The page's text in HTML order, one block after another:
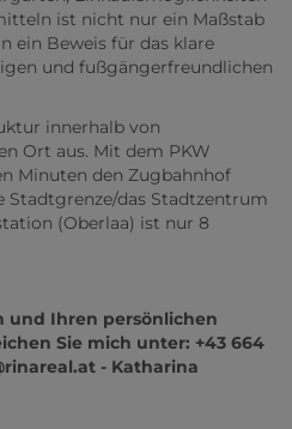
ist nicht nur ein Maßstab
ein Beweis für das klare
und fußgängerfreundlichen
innerhalb von
Ort aus. Mit dem PKW
Minuten den Zugbahnhof
Stadtgrenze/das Stadtzentrum
(Oberlaa) ist nur 8
und Ihren persönlichen
Sie mich unter: +43 664
- Katharina